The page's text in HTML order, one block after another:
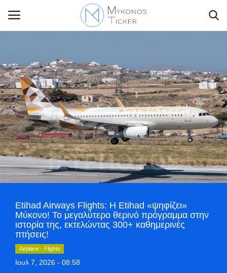
Contact Us
Politique
Business
Travel
World
Greece
Style Adorés
Entertainment
Etihad Airways Flights: Η Etihad «ψηφίζει»
Μύκονο! Το μεγαλύτερο θερινό πρόγραμμα στην
ιστορία της, εκτελώντας 300+ καθημερινές
πτήσεις!
Airplane - Flights
Ιουλ 7, 2026 - 08:58